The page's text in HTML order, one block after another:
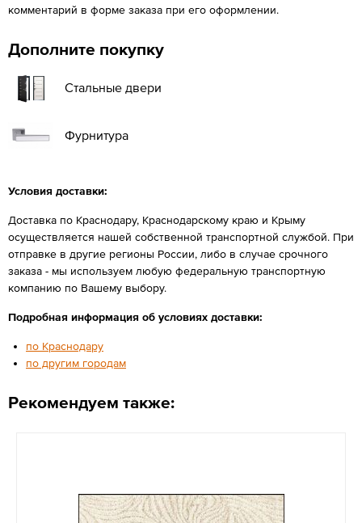
комментарий в форме заказа при его оформлении.
Дополните покупку
Стальные двери
Фурнитура
Условия доставки:
Доставка по Краснодару, Краснодарскому краю и Крыму
осуществляется нашей собственной транспортной службой. При
отправке в другие регионы России, либо в случае срочного
заказа - мы используем любую федеральную транспортную
компанию по Вашему выбору.
Подробная информация об условиях доставки:
по Краснодару
по другим городам
Рекомендуем также: